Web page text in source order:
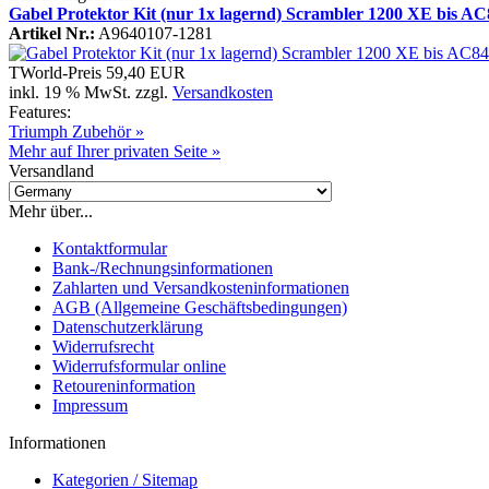
Gabel Protektor Kit (nur 1x lagernd) Scrambler 1200 XE bis
Artikel Nr.: A9640107-1281
TWorld-Preis 59,40 EUR
inkl. 19 % MwSt. zzgl. Versandkosten
Features:
Triumph Zubehör »
Mehr auf Ihrer privaten Seite »
Versandland
Mehr über...
Kontaktformular
Bank-/Rechnungsinformationen
Zahlarten und Versandkosteninformationen
AGB (Allgemeine Geschäftsbedingungen)
Datenschutzerklärung
Widerrufsrecht
Widerrufsformular online
Retoureninformation
Impressum
Informationen
Kategorien / Sitemap